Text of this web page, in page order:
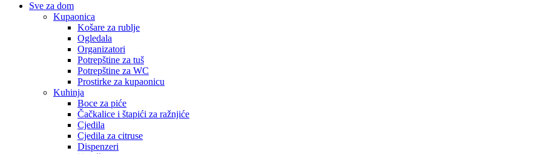
Sve za dom
Kupaonica
Košare za rublje
Ogledala
Organizatori
Potrepštine za tuš
Potrepštine za WC
Prostirke za kupaonicu
Kuhinja
Boce za piće
Čačkalice i štapići za ražnjiće
Cjedila
Cjedila za citruse
Dispenzeri